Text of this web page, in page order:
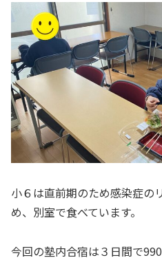
小６は直前期のため感染症の
め、別室で食べています。
今回の塾内合宿は３日間で